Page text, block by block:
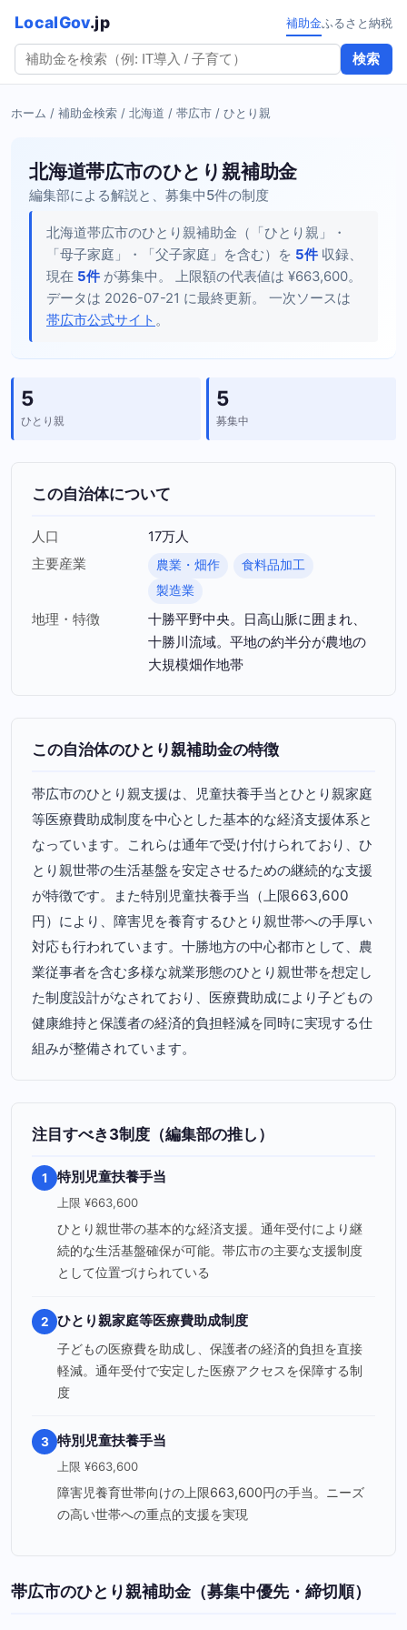
LocalGov.jp
検索
補助金ふるさと納税
ホーム / 補助金検索 / 北海道 / 帯広市 / ひとり親
北海道帯広市のひとり親補助金
編集部による解説と、募集中5件の制度
北海道帯広市のひとり親補助金（「ひとり親」・
「母子家庭」・「父子家庭」を含む）を 5件 収録、
現在 5件 が募集中。 上限額の代表値は ¥663,600。
データは 2026-07-21 に最終更新。 一次ソースは
帯広市公式サイト 。
5
ひとり親
5
募集中
この自治体について
人口
17万人
主要産業
農業・畑作
食料品加工
製造業
地理・特徴
十勝平野中央。日高山脈に囲まれ、
十勝川流域。平地の約半分が農地の
大規模畑作地帯
この自治体のひとり親補助金の特徴
帯広市のひとり親支援は、児童扶養手当とひとり親家庭
等医療費助成制度を中心とした基本的な経済支援体系と
なっています。これらは通年で受け付けられており、ひ
とり親世帯の生活基盤を安定させるための継続的な支援
が特徴です。また特別児童扶養手当（上限663,600
円）により、障害児を養育するひとり親世帯への手厚い
対応も行われています。十勝地方の中心都市として、農
業従事者を含む多様な就業形態のひとり親世帯を想定し
た制度設計がなされており、医療費助成により子どもの
健康維持と保護者の経済的負担軽減を同時に実現する仕
組みが整備されています。
注目すべき3制度（編集部の推し）
1 特別児童扶養手当
上限 ¥663,600
ひとり親世帯の基本的な経済支援。通年受付により継
続的な生活基盤確保が可能。帯広市の主要な支援制度
として位置づけられている
2 ひとり親家庭等医療費助成制度
子どもの医療費を助成し、保護者の経済的負担を直接
軽減。通年受付で安定した医療アクセスを保障する制
度
3 特別児童扶養手当
上限 ¥663,600
障害児養育世帯向けの上限663,600円の手当。ニーズ
の高い世帯への重点的支援を実現
帯広市のひとり親補助金（募集中優先・締切順）